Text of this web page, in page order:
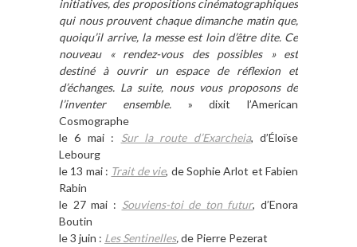
initiatives, des propositions cinématographiques
qui nous prouvent chaque dimanche matin que,
quoiqu’il arrive, la messe est loin d’être dite. Ce
nouveau « rendez-vous des possibles » est
destiné à ouvrir un espace de réflexion et
d’échanges. La suite, nous vous proposons de
l’inventer ensemble.» dixit l’American
Cosmographe
le 6 mai : Sur la route d’Exarcheia, d’Éloïse
Lebourg
le 13 mai : Trait de vie, de Sophie Arlot et Fabien
Rabin
le 27 mai : Souviens-toi de ton futur, d’Enora
Boutin
le 3 juin : Les Sentinelles,de Pierre Pezerat